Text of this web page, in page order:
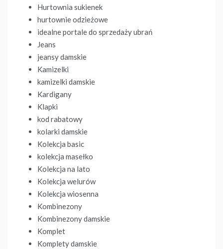
Hurtownia sukienek
hurtownie odzieżowe
idealne portale do sprzedaży ubrań
Jeans
jeansy damskie
Kamizelki
kamizelki damskie
Kardigany
Klapki
kod rabatowy
kolarki damskie
Kolekcja basic
kolekcja masełko
Kolekcja na lato
Kolekcja welurów
Kolekcja wiosenna
Kombinezony
Kombinezony damskie
Komplet
Komplety damskie